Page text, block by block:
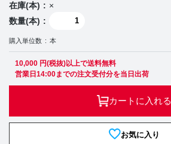
在庫(本)
×
数量(本)
購入単位数 本
10,000 円(税抜)以上で送料無料
営業日14:00までの注文受付分を当日出荷
カートに入れる
お気に入り